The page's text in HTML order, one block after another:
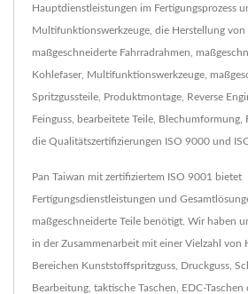
Hauptdienstleistungen im Fertigungsprozess
Multifunktionswerkzeuge, die Herstellung von
maßgeschneiderte Fahrradrahmen,
Kohlefaser, Multifunktionswerkzeuge,
Spritzgussteile, Produktmontage, Reverse
Feinguss, bearbeitete Teile, Blechumformung,
die Qualitätszertifizierungen ISO 9000 und
Pan Taiwan mit zertifiziertem ISO 9001 bietet
Fertigungsdienstleistungen und
maßgeschneiderte Teile benötigt. Wir haben
in der Zusammenarbeit mit einer Vielzahl von
Bereichen Kunststoffspritzguss, Druckguss,
Bearbeitung, taktische Taschen, EDC-